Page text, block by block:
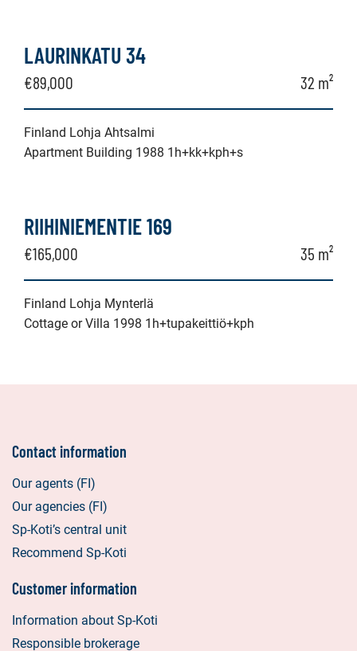
LAURINKATU 34
€89,000 32 m²
Finland Lohja Ahtsalmi
Apartment Building 1988 1h+kk+kph+s
RIIHINIEMENTIE 169
€165,000 35 m²
Finland Lohja Mynterlä
Cottage or Villa 1998 1h+tupakeittiö+kph
Contact information
Our agents (FI)
Our agencies (FI)
Sp-Koti’s central unit
Recommend Sp-Koti
Customer information
Information about Sp-Koti
Responsible brokerage